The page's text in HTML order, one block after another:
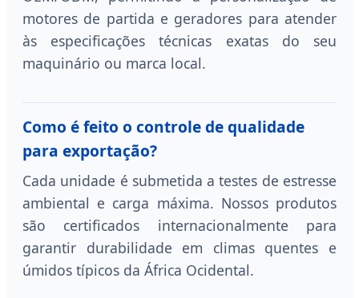
motores de partida e geradores para atender
às especificações técnicas exatas do seu
maquinário ou marca local.
Como é feito o controle de qualidade
para exportação?
Cada unidade é submetida a testes de estresse
ambiental e carga máxima. Nossos produtos
são certificados internacionalmente para
garantir durabilidade em climas quentes e
úmidos típicos da África Ocidental.